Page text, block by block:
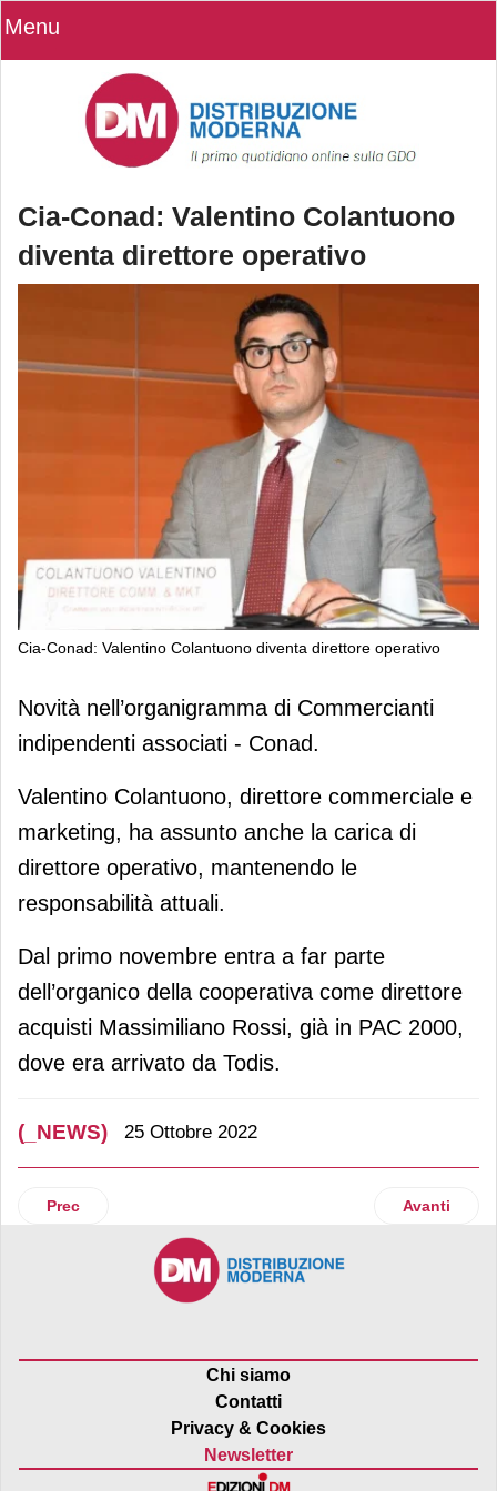
Menu
Cia-Conad: Valentino Colantuono
diventa direttore operativo
Cia-Conad: Valentino Colantuono diventa direttore operativo
Cia-Conad: Valentino Colantuono
diventa direttore operativo
Novità nell’organigramma di Commercianti
indipendenti associati - Conad.
Valentino Colantuono, direttore commerciale e
marketing, ha assunto anche la carica di
direttore operativo, mantenendo le
responsabilità attuali.
Dal primo novembre entra a far parte
dell’organico della cooperativa come direttore
acquisti Massimiliano Rossi, già in PAC 2000,
dove era arrivato da Todis.
(_NEWS) 25 Ottobre 2022
Articolo precedente: Casalasco leader italiano nella
Prec Articolo
Avanti
Chi siamo
Contatti
Privacy & Cookies
Newsletter